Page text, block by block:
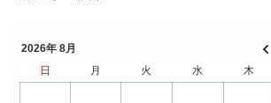
2026年 8月
日
月 火 水 木